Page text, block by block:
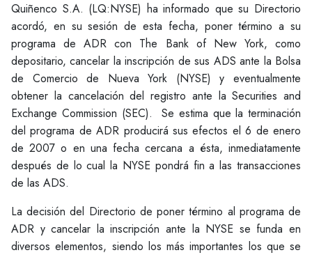
Quiñenco S.A. (LQ:NYSE) ha informado que su Directorio
acordó, en su sesión de esta fecha, poner término a su
programa de ADR con The Bank of New York, como
depositario, cancelar la inscripción de sus ADS ante la Bolsa
de Comercio de Nueva York (NYSE) y eventualmente
obtener la cancelación del registro ante la Securities and
Exchange Commission (SEC). Se estima que la terminación
del programa de ADR producirá sus efectos el 6 de enero
de 2007 o en una fecha cercana a ésta, inmediatamente
después de lo cual la NYSE pondrá fin a las transacciones
de las ADS.
La decisión del Directorio de poner término al programa de
ADR y cancelar la inscripción ante la NYSE se funda en
diversos elementos, siendo los más importantes los que se